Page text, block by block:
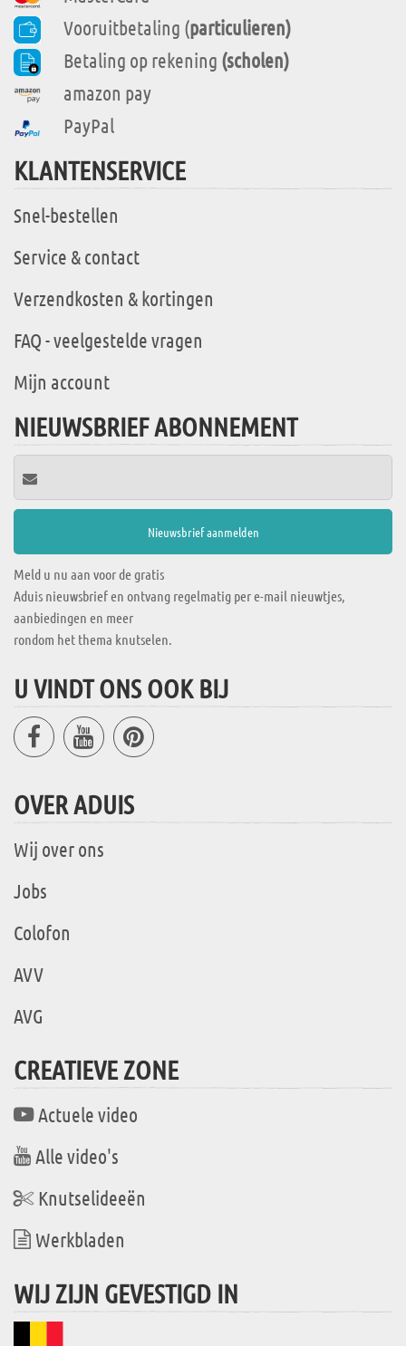
Vooruitbetaling (particulieren)
Betaling op rekening (scholen)
amazon pay
PayPal
KLANTENSERVICE
Snel-bestellen
Service & contact
Verzendkosten & kortingen
FAQ - veelgestelde vragen
Mijn account
NIEUWSBRIEF ABONNEMENT
Meld u nu aan voor de gratis
Aduis nieuwsbrief en ontvang regelmatig per e-mail nieuwtjes,
aanbiedingen en meer
rondom het thema knutselen.
U VINDT ONS OOK BIJ
OVER ADUIS
Wij over ons
Jobs
Colofon
AVV
AVG
CREATIEVE ZONE
Actuele video
Alle video's
Knutselideeën
Werkbladen
WIJ ZIJN GEVESTIGD IN